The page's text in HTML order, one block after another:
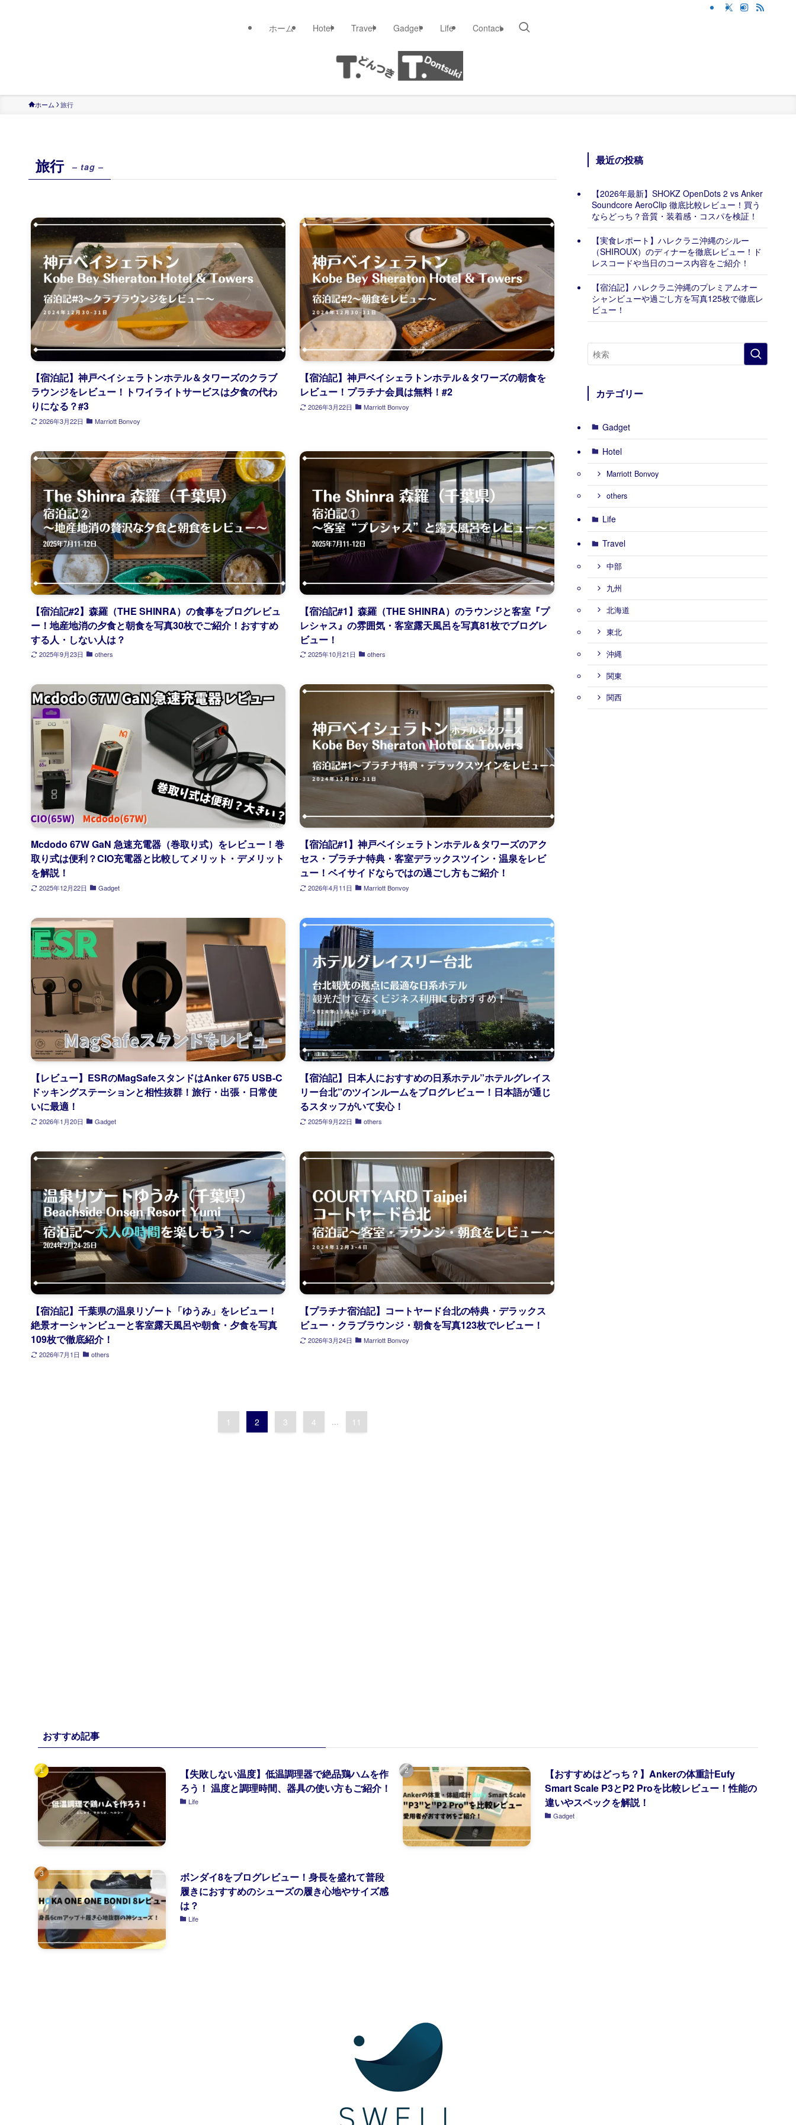
ホーム Hotel Travel Gadget Life Contact
ホーム 旅行
旅行 – tag –
【宿泊記】神戸ベイシェラトンホテル＆タワーズのクラブ
ラウンジをレビュー！トワイライトサービスは夕食の代わ
りになる？#3
2026年3月22日 Marriott Bonvoy
【宿泊記】神戸ベイシェラトンホテル＆タワーズの朝食を
レビュー！プラチナ会員は無料！#2
2026年3月22日 Marriott Bonvoy
【宿泊記#2】森羅（THE SHINRA）の食事をブログレビュ
ー！地産地消の夕食と朝食を写真30枚でご紹介！おすすめ
する人・しない人は？
2025年9月23日 others
【宿泊記#1】森羅（THE SHINRA）のラウンジと客室『プ
レシャス』の雰囲気・客室露天風呂を写真81枚でブログレ
ビュー！
2025年10月21日 others
Mcdodo 67W GaN 急速充電器（巻取り式）をレビュー！巻
取り式は便利？CIO充電器と比較してメリット・デメリット
を解説！
2025年12月22日 Gadget
【宿泊記#1】神戸ベイシェラトンホテル＆タワーズのアク
セス・プラチナ特典・客室デラックスツイン・温泉をレビ
ュー！ベイサイドならではの過ごし方もご紹介！
2026年4月11日 Marriott Bonvoy
【レビュー】ESRのMagSafeスタンドはAnker 675 USB-C
ドッキングステーションと相性抜群！旅行・出張・日常使
いに最適！
2026年1月20日 Gadget
【宿泊記】日本人におすすめの日系ホテル”ホテルグレイス
リー台北”のツインルームをブログレビュー！日本語が通じ
るスタッフがいて安心！
2025年9月22日 others
【宿泊記】千葉県の温泉リゾート「ゆうみ」をレビュー！
絶景オーシャンビューと客室露天風呂や朝食・夕食を写真
109枚で徹底紹介！
2026年7月1日 others
【プラチナ宿泊記】コートヤード台北の特典・デラックス
ビュー・クラブラウンジ・朝食を写真123枚でレビュー！
2026年3月24日 Marriott Bonvoy
1 2 3 4 ... 11
最近の投稿
【2026年最新】SHOKZ OpenDots 2 vs Anker
Soundcore AeroClip 徹底比較レビュー！買う
ならどっち？音質・装着感・コスパを検証！
【実食レポート】ハレクラニ沖縄のシルー
（SHIROUX）のディナーを徹底レビュー！ド
レスコードや当日のコース内容をご紹介！
【宿泊記】ハレクラニ沖縄のプレミアムオー
シャンビューや過ごし方を写真125枚で徹底レ
ビュー！
カテゴリー
Gadget
Hotel
Marriott Bonvoy
others
Life
Travel
中部
九州
北海道
東北
沖縄
関東
関西
おすすめ記事
【失敗しない温度】低温調理器で絶品鶏ハムを作
ろう！ 温度と調理時間、器具の使い方もご紹介！
Life
【おすすめはどっち？】Ankerの体重計Eufy
Smart Scale P3とP2 Proを比較レビュー！性能の
違いやスペックを解説！
Gadget
ボンダイ8をブログレビュー！身長を盛れて普段
履きにおすすめのシューズの履き心地やサイズ感
は？
Life